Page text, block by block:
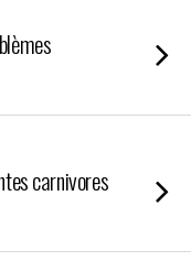
carnivores